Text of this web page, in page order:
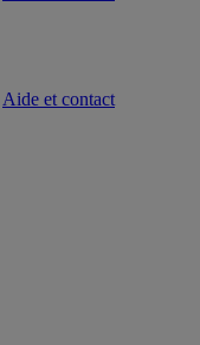
Aide et contact